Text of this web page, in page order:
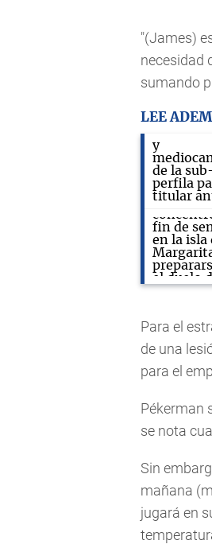
"(James)
necesidad
sumando
LEE
Para el
de una
para el
Pékerman
se nota
Sin
mañana
jugará en